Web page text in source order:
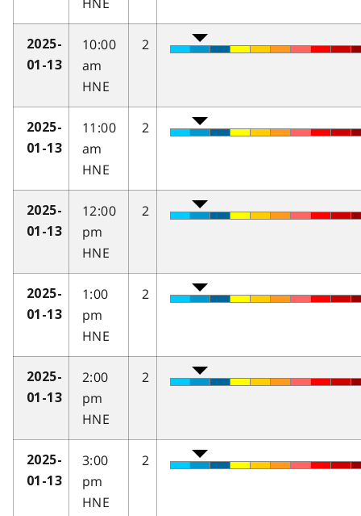
2025-
01-13
10:00
am
HNE
2
2025-
01-13
11:00
am
HNE
2
2025-
01-13
12:00
pm
HNE
2
2025-
01-13
1:00
pm
HNE
2
2025-
01-13
2:00
pm
HNE
2
2025-
01-13
3:00
pm
HNE
2